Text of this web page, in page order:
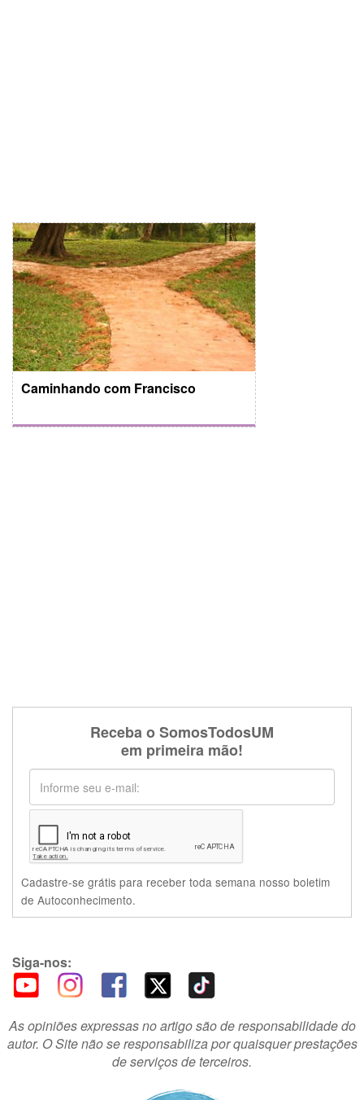
Caminhando com Francisco
Receba o SomosTodosUM
em primeira mão!
Cadastre-se grátis para receber toda semana nosso boletim
de Autoconhecimento.
Siga-nos:
As opiniões expressas no artigo são de responsabilidade do
autor. O Site não se responsabiliza por quaisquer prestações
de serviços de terceiros.